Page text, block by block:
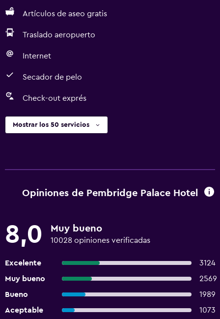
Artículos de aseo gratis
Traslado aeropuerto
Internet
Secador de pelo
Check-out exprés
Mostrar los 50 servicios
Opiniones de Pembridge Palace Hotel
8,0 Muy bueno
10028 opiniones verificadas
Excelente
3124
Muy bueno
2569
Bueno
1989
Aceptable
1073